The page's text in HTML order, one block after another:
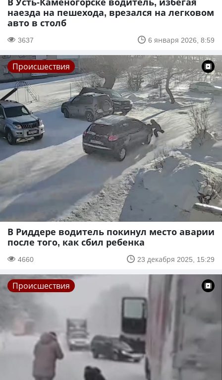
наезда на пешехода, врезался на легковом
авто в столб
3637 6 января 2026, 8:59
Происшествия
В Риддере водитель покинул место аварии
после того, как сбил ребенка
4660 23 декабря 2025, 15:29
Происшествия